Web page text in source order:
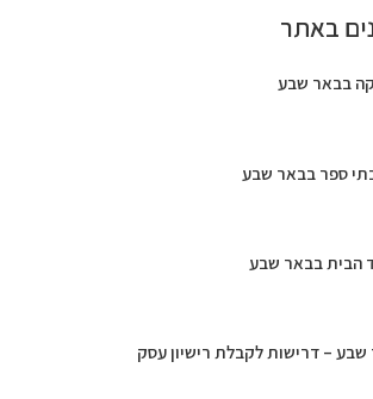
באתר
בבאר שבע
ספר בבאר שבע
הבית בבאר שבע
– דרישות לקבלת רישיון עסק